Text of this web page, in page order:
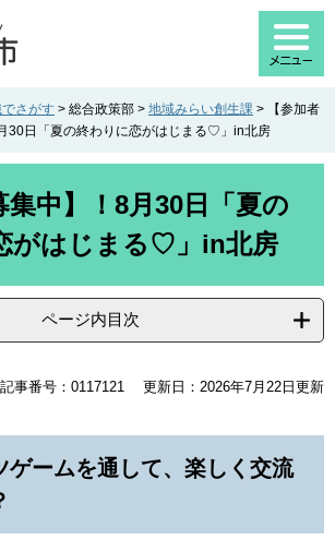
さがす > 総合政策部 > 地域みらい創生課 >
【参加者
30日「夏の終わりに恋がはじまる♡」in北房
集中】！8月30日「夏の
がはじまる♡」in北房
ページ内目次
記事番号：0117121 更新日：2026年7月22日更新
ゲームを通して、楽しく交流